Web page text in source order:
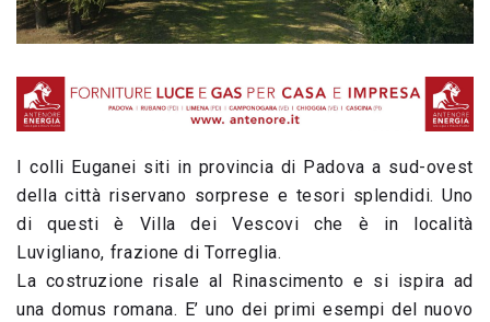
I colli Euganei siti in provincia di Padova a sud-ovest
della città riservano sorprese e tesori splendidi. Uno
di questi è Villa dei Vescovi che è in località
Luvigliano, frazione di Torreglia.
La costruzione risale al Rinascimento e si ispira ad
una domus romana. E’ uno dei primi esempi del nuovo